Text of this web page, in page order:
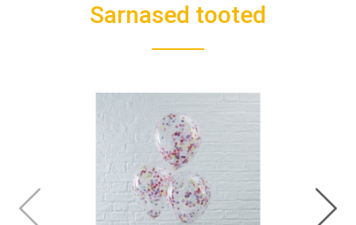
Sarnased tooted